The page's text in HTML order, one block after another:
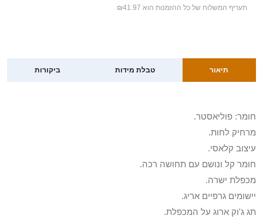
תעריף המשלוח של כל ההזמנות הוא ₪41.97
תיאור טבלת מידות ביקורות
חומר: פוליאסטר.
מרחיק לחות.
עיצוב קלאסי.
חומר קל ונושם עם תחושה רכה.
מכפלת ישרה.
יישומים גרפיים אריג.
תג ג'וק ארוג על המכפלת.